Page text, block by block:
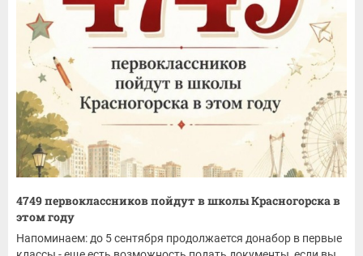
4749 первоклассников пойдут в школы Красногорска в
этом году
Напоминаем: до 5 сентября продолжается донабор в первые